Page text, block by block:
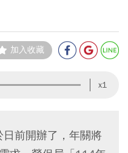
加入收藏
x1
前開辦了，年關將